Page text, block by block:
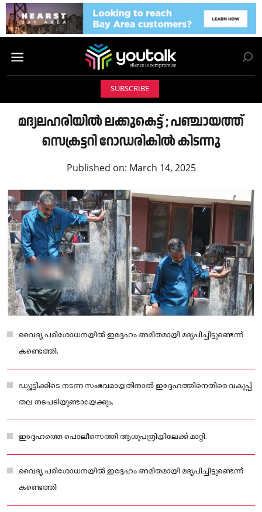
SUBSCRIBE
മദ്യലഹരിയിൽ ലക്കുകെട്ട് ; പഞ്ചായത്ത്
സെക്രട്ടറി റോഡരികിൽ കിടന്നു
Published on: March 14, 2025
വൈദ്യ പരിശോധനയിൽ ഇദ്ദേഹം അമിതമായി മദ്യപിച്ചിട്ടുണ്ടെന്ന്
കണ്ടെത്തി.
ഡ്യൂട്ടിക്കിടെ നടന്ന സംഭവമായതിനാൽ ഇദ്ദേഹത്തിനെതിരെ വകുപ്പ്
തല നടപടിയുണ്ടായേക്കും.
ഇദ്ദേഹത്തെ പൊലീസെത്തി ആശുപത്രിയിലേക്ക് മാറ്റി.
വൈദ്യ പരിശോധനയിൽ ഇദ്ദേഹം അമിതമായി മദ്യപിച്ചിട്ടുണ്ടെന്ന്
കണ്ടെത്തി